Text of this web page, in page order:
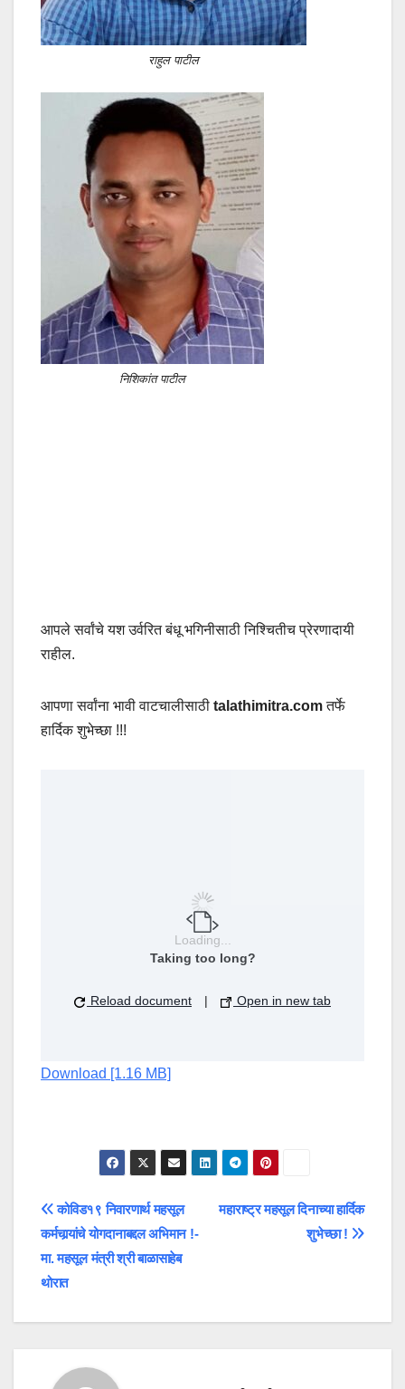
राहुल पाटील
निशिकांत पाटील
आपले सर्वांचे यश उर्वरित बंधू भगिनीसाठी निश्चितीच प्रेरणादायी
राहील.
आपणा सर्वांना भावी वाटचालीसाठी talathimitra.comतर्फे
हार्दिक शुभेच्छा !!!
Loading...
Taking too long?
Reload document | Open in new tab
Download [1.16 MB]
Post
navigation
महाराष्ट्र महसूल दिनाच्या हार्दिक
शुभेच्छा !
कोविड१९ निवारणार्थ महसूल
कर्मचार्‍यांचे योगदानाबद्दल अभिमान !-
मा. महसूल मंत्री श्री बाळासाहेब
थोरात